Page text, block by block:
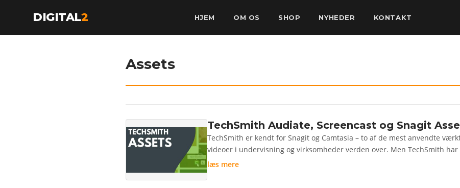
DIGITAL2 HJEM OM OS SHOP NYHEDER KONTAKT
Assets
TechSmith Audiate, Screencast og Snagit
TechSmith er kendt for Snagit og Camtasia – to af de mest anvendte
videoer i undervisning og virksomheder verden over. Men TechSmith har
læs mere